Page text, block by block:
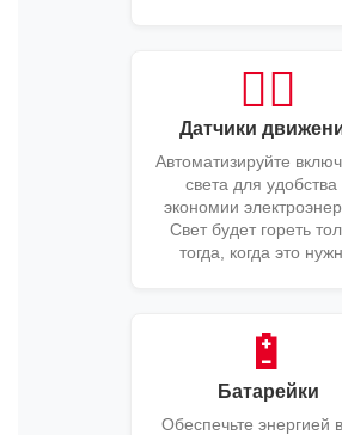
🚶‍♂️
Датчики
Автоматизируйте
света для удобства
экономии
Свет будет гореть
тогда, когда это
🔋
Батарейки
Обеспечьте энергией